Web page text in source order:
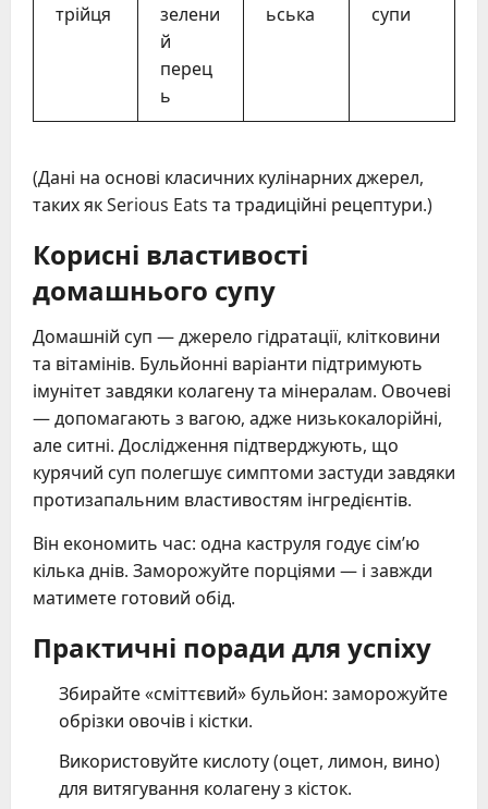
трійця
зелени
й
перец
ь
ьська
супи
(Дані на основі класичних кулінарних джерел,
таких як Serious Eats та традиційні рецептури.)
Корисні властивості
домашнього супу
Домашній суп — джерело гідратації, клітковини
та вітамінів. Бульйонні варіанти підтримують
імунітет завдяки колагену та мінералам. Овочеві
— допомагають з вагою, адже низькокалорійні,
але ситні. Дослідження підтверджують, що
курячий суп полегшує симптоми застуди завдяки
протизапальним властивостям інгредієнтів.
Він економить час: одна каструля годує сім’ю
кілька днів. Заморожуйте порціями — і завжди
матимете готовий обід.
Практичні поради для успіху
Збирайте «сміттєвий» бульйон: заморожуйте
обрізки овочів і кістки.
Використовуйте кислоту (оцет, лимон, вино)
для витягування колагену з кісток.